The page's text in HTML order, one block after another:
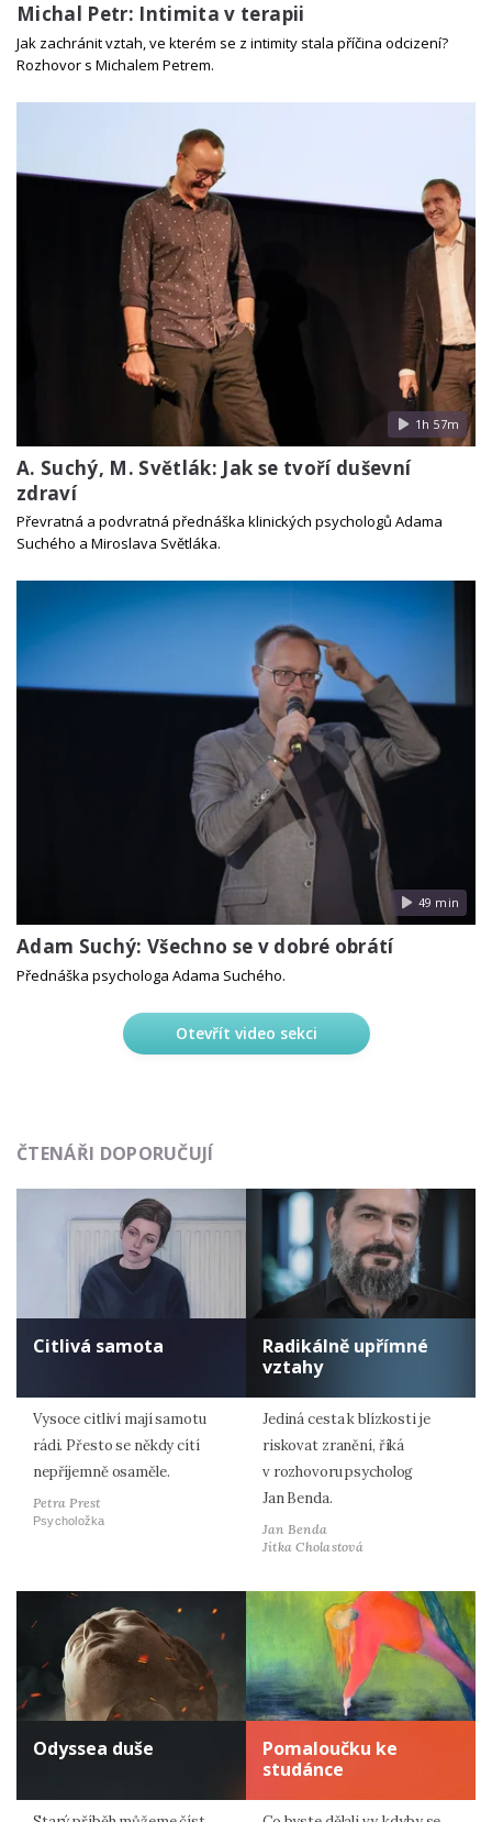
Michal Petr: Intimita v terapii
Jak zachránit vztah, ve kterém se z intimity stala příčina odcizení?
Rozhovor s Michalem Petrem.
1h 57m
A. Suchý, M. Světlák: Jak se tvoří duševní
zdraví
Převratná a podvratná přednáška klinických psychologů Adama
Suchého a Miroslava Světláka.
49 min
Adam Suchý: Všechno se v dobré obrátí
Přednáška psychologa Adama Suchého.
Otevřít video sekci
ČTENÁŘI DOPORUČUJÍ
Citlivá samota
Vysoce citliví mají samotu
rádi. Přesto se někdy cítí
nepříjemně osaměle.
Petra Prest
Psycholožka
Radikálně upřímné
vztahy
Jediná cesta k blízkosti je
riskovat zranění, říká
v rozhovoru psycholog
Jan Benda.
Jan Benda
Jitka Cholastová
Odyssea duše
Pomaloučku ke
studánce